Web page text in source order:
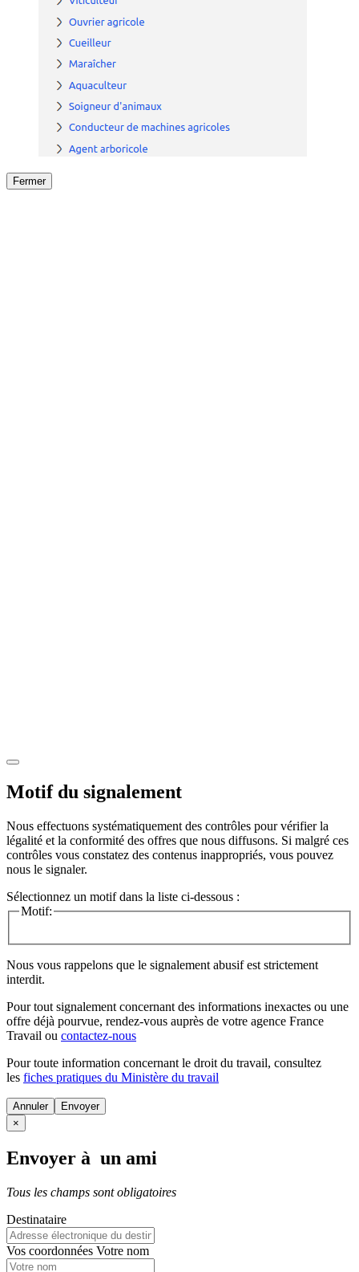
Fermer
Motif du signalement
Nous effectuons systématiquement des contrôles pour vérifier la
légalité et la conformité des offres que nous diffusons. Si malgré ces
contrôles vous constatez des contenus inappropriés, vous pouvez
nous le signaler.
Sélectionnez un motif dans la liste ci-dessous :
Motif:
Nous vous rappelons que le signalement abusif est strictement
interdit.
Pour tout signalement concernant des informations inexactes ou une
offre déjà pourvue, rendez-vous auprès de votre agence France
Travail ou contactez-nous
Pour toute information concernant le droit du travail, consultez
les fiches pratiques du Ministère du travail
Annuler
×
Envoyer à un ami
Tous les champs sont obligatoires
Destinataire
Vos coordonnées Votre nom